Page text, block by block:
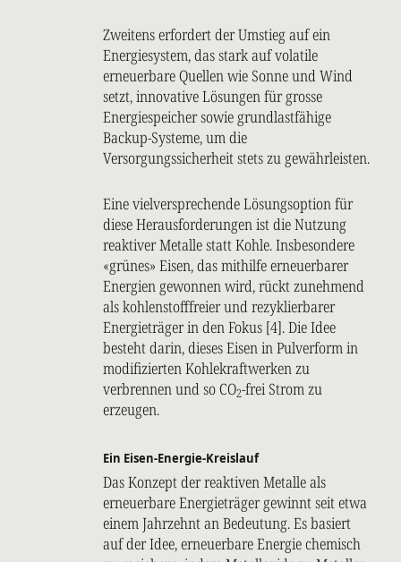
Zweitens erfordert der Umstieg auf ein
Energiesystem, das stark auf volatile
erneuerbare Quellen wie Sonne und Wind
setzt, innovative Lösungen für grosse
Energiespeicher sowie grundlastfähige
Backup-Systeme, um die
Versorgungssicherheit stets zu gewährleisten.
Eine vielversprechende Lösungsoption für
diese Herausforderungen ist die Nutzung
reaktiver Metalle statt Kohle. Insbesondere
«grünes» Eisen, das mithilfe erneuerbarer
Energien gewonnen wird, rückt zunehmend
als kohlenstofffreier und rezyklierbarer
Energieträger in den Fokus [4]. Die Idee
besteht darin, dieses Eisen in Pulverform in
modifizierten Kohlekraftwerken zu
verbrennen und so CO2-frei Strom zu
erzeugen.
Ein Eisen-Energie-Kreislauf
Das Konzept der reaktiven Metalle als
erneuerbare Energieträger gewinnt seit etwa
einem Jahrzehnt an Bedeutung. Es basiert
auf der Idee, erneuerbare Energie chemisch